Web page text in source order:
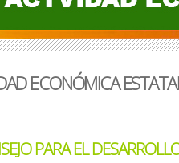
ECONÓMICA
PARA EL